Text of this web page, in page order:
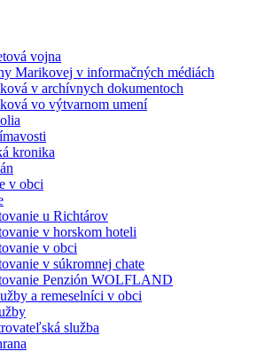
vojna
Marikovej v informačných médiách
v archívnych dokumentoch
vo výtvarnom umení
kronika
v obci
u Richtárov
v horskom hoteli
v obci
v súkromnej chate
Penzión WOLFLAND
a remeselníci v obci
služba